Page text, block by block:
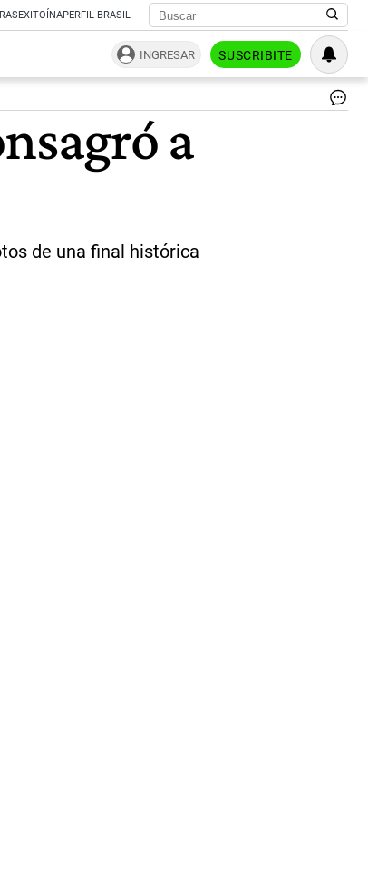
EXITOÍNAPERFIL BRASIL
INGRESAR SUSCRIBITE
a
de una final histórica